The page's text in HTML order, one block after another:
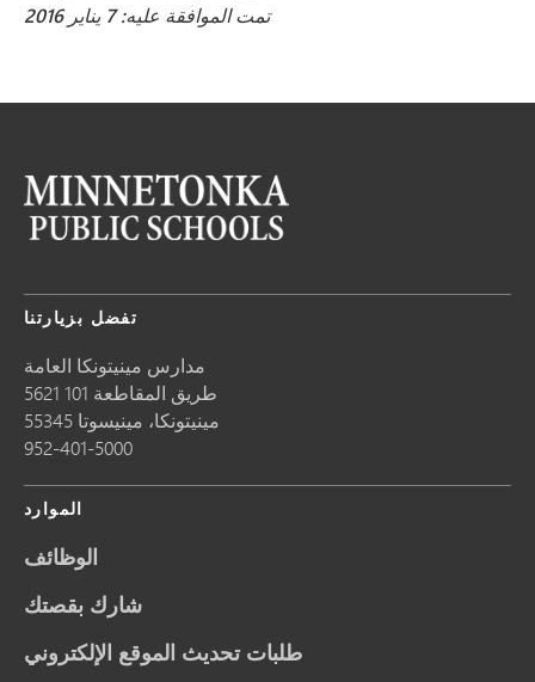
تمت الموافقة عليه: 7 يناير 2016
تفضل بزيارتنا
مدارس مينيتونكا العامة
5621 طريق المقاطعة 101
مينيتونكا، مينيسوتا 55345
952-401-5000
الموارد
الوظائف
شارك بقصتك
طلبات تحديث الموقع الإلكتروني